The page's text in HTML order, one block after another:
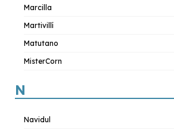
Marcilla
Martivillí
Matutano
MisterCorn
N
Navidul